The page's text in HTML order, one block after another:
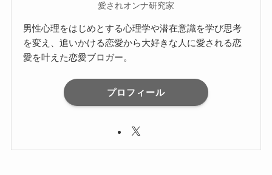
愛されオンナ研究家
男性心理をはじめとする心理学や潜在意識を学び思考
を変え、追いかける恋愛から大好きな人に愛される恋
愛を叶えた恋愛ブロガー。
プロフィール